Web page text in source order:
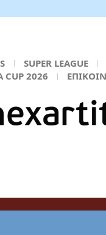
SUPER LEAGUE
CUP 2026